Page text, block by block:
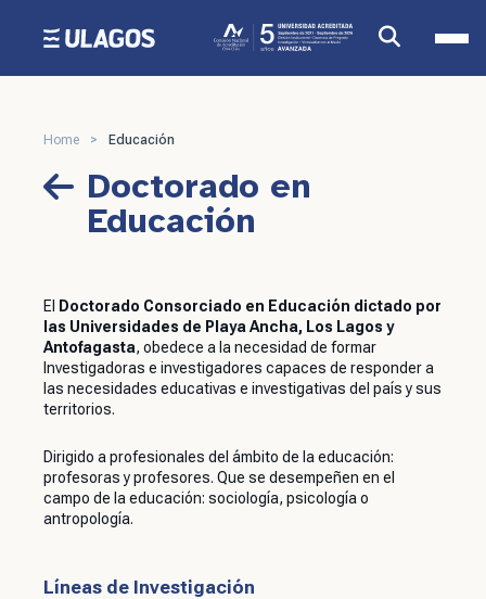
Postgrados
Home > Educación
Doctorado en
Educación
El
Doctorado Consorciado en Educación dictado por
las Universidades de Playa Ancha, Los Lagos y
Antofagasta, obedece a la necesidad de formar
Investigadoras e investigadores capaces de responder a
las necesidades educativas e investigativas del país y sus
territorios.
Dirigido a profesionales del ámbito de la educación:
profesoras y profesores. Que se desempeñen en el
campo de la educación: sociología, psicología o
antropología.
Líneas de Investigación